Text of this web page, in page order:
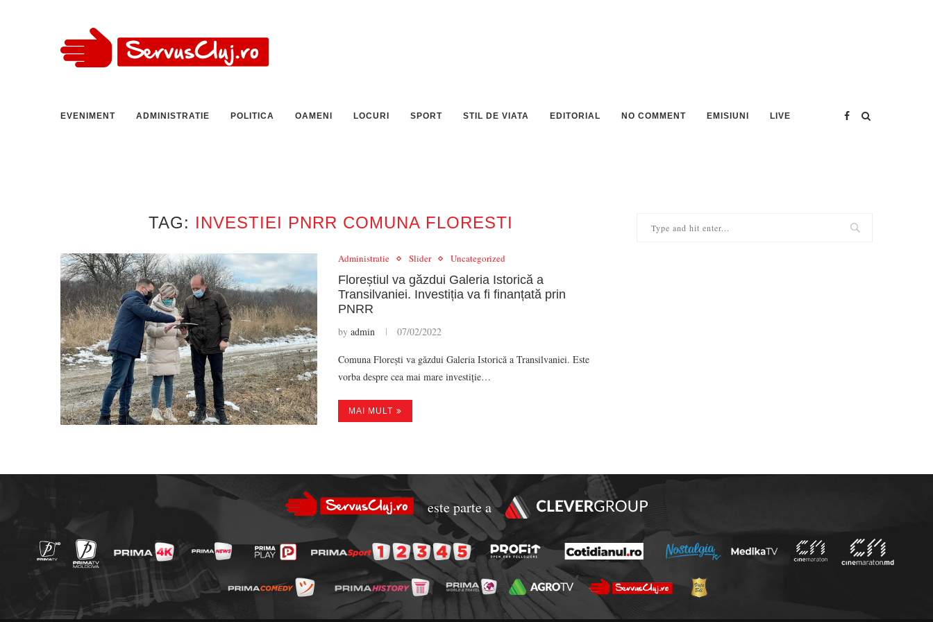
EVENIMENT ADMINISTRATIE POLITICA OAMENI LOCURI SPORT STIL DE VIATA EDITORIAL NO COMMENT EMISIUNI LIVE
TAG: INVESTIEI PNRR COMUNA FLORESTI
Administratie Slider Uncategorized
Floreștiul va găzdui Galeria Istorică a
Transilvaniei. Investiția va fi finanțată prin
PNRR
by admin 07/02/2022
Comuna Florești va găzdui Galeria Istorică a Transilvaniei. Este
vorba despre cea mai mare investiție…
MAI MULT
este parte a